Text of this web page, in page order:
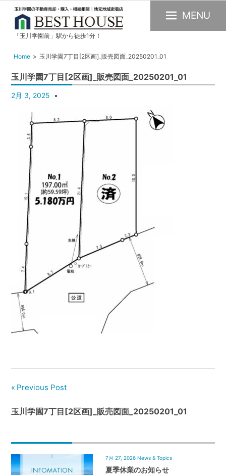
玉
川
園
の
入・
却・
賃
貸・
理
地
域
密
着
BEST
「玉川学園前」駅から徒歩1分！
MENU
Home 玉川学園7丁目[2区画]_販売図面_20250201_01
玉川学園7丁目[2区画]_販売図面_20250201_01
2月 3, 2025
Previous Post
玉川学園7丁目[2区画]_販売図面_20250201_01
7月 27, 2026 News & Topics
夏季休業のお知らせ